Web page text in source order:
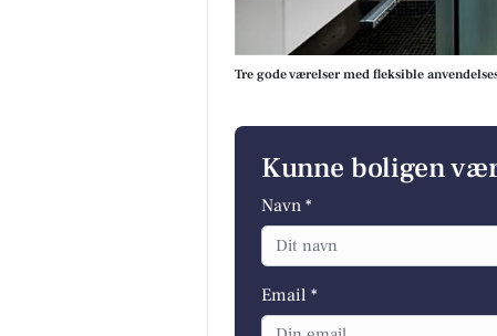
Tre gode værelser med fleksible
Kunne boligen
Navn *
Email *